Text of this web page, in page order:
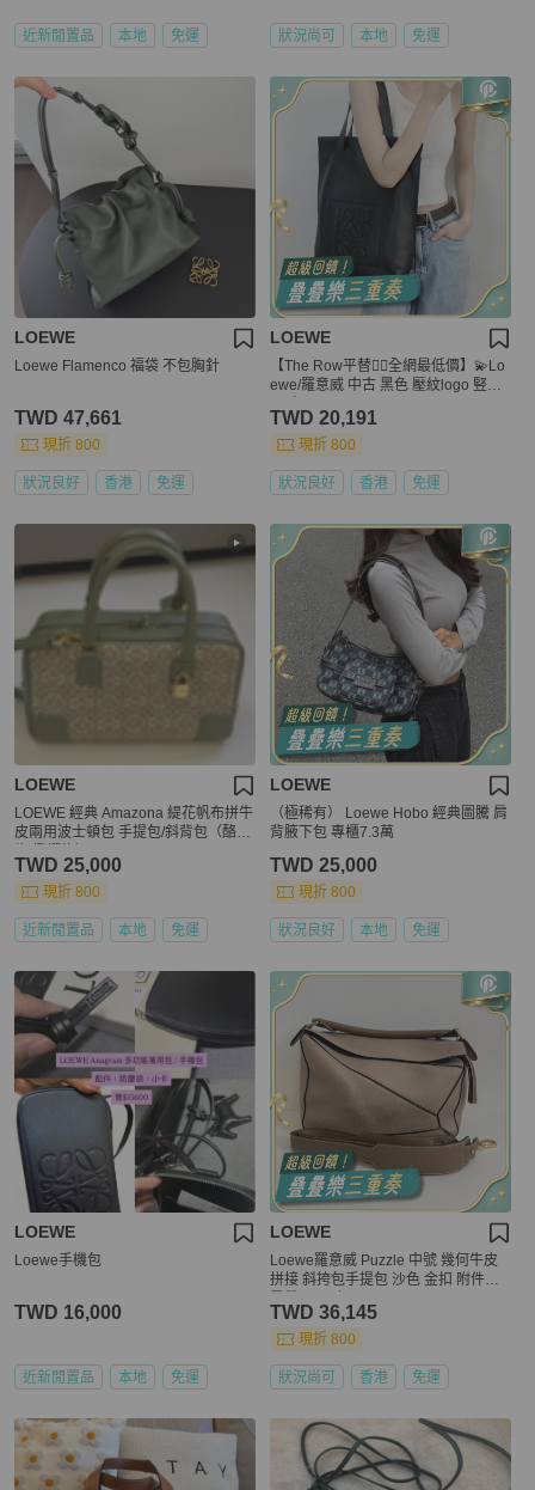
近新閒置品 本地 免運 狀況尚可 本地 免運
LOEWE
Loewe Flamenco 福袋 不包胸針
TWD 47,661
現折 800
狀況良好 香港 免運
LOEWE
【The Row平替👍🏻全網最低價】💫Lo
ewe/羅意威 中古 黑色 壓紋logo 竪版t
TWD 20,191
現折 800
狀況良好 香港 免運
LOEWE
LOEWE 經典 Amazona 緹花帆布拼牛
皮兩用波士頓包 手提包/斜背包（酪梨
TWD 25,000
現折 800
近新閒置品 本地 免運
LOEWE
（極稀有） Loewe Hobo 經典圖騰 肩
背腋下包 專櫃7.3萬
TWD 25,000
現折 800
狀況良好 本地 免運
LOEWE
Loewe手機包
TWD 16,000
近新閒置品 本地 免運
LOEWE
Loewe羅意威 Puzzle 中號 幾何牛皮
拼接 斜挎包手提包 沙色 金扣 附件：
TWD 36,145
現折 800
狀況尚可 香港 免運